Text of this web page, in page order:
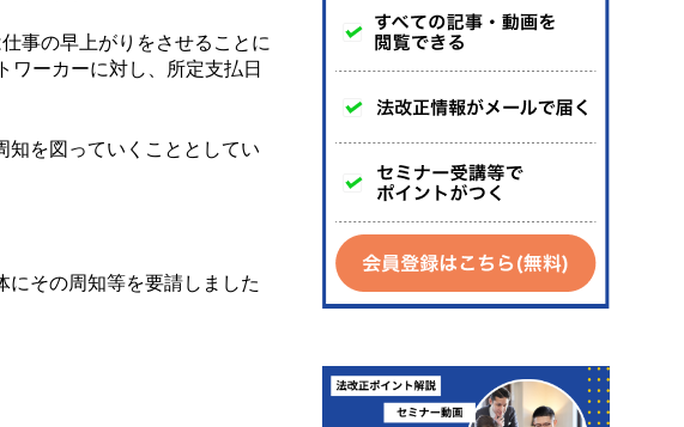
事の早上がりをさせることに
ワーカーに対し、所定支払日
知を図っていくこととしてい
にその周知等を要請しました